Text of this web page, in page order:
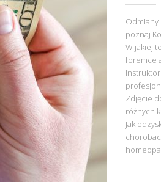
Odmiany
poznaj
W jakiej
foremce
Zdjęcie
różnych
Jak